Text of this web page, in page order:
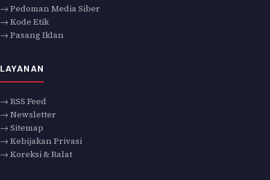
→ Pedoman Media Siber
→ Kode Etik
→ Pasang Iklan
LAYANAN
→ RSS Feed
→ Newsletter
→ Sitemap
→ Kebijakan Privasi
→ Koreksi & Ralat